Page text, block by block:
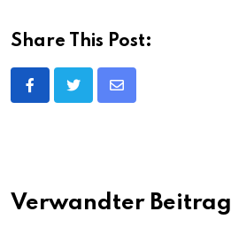
Share This Post:
Share
Verwandter Beitrag